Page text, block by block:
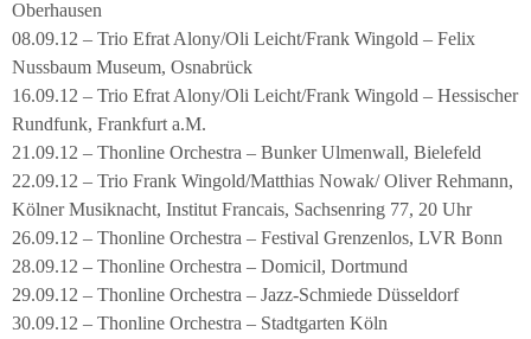
Oberhausen
08.09.12 – Trio Efrat Alony/Oli Leicht/Frank Wingold – Felix
Nussbaum Museum, Osnabrück
16.09.12 – Trio Efrat Alony/Oli Leicht/Frank Wingold – Hessischer
Rundfunk, Frankfurt a.M.
21.09.12 – Thonline Orchestra – Bunker Ulmenwall, Bielefeld
22.09.12 – Trio Frank Wingold/Matthias Nowak/ Oliver Rehmann,
Kölner Musiknacht, Institut Francais, Sachsenring 77, 20 Uhr
26.09.12 – Thonline Orchestra – Festival Grenzenlos, LVR Bonn
28.09.12 – Thonline Orchestra – Domicil, Dortmund
29.09.12 – Thonline Orchestra – Jazz-Schmiede Düsseldorf
30.09.12 – Thonline Orchestra – Stadtgarten Köln